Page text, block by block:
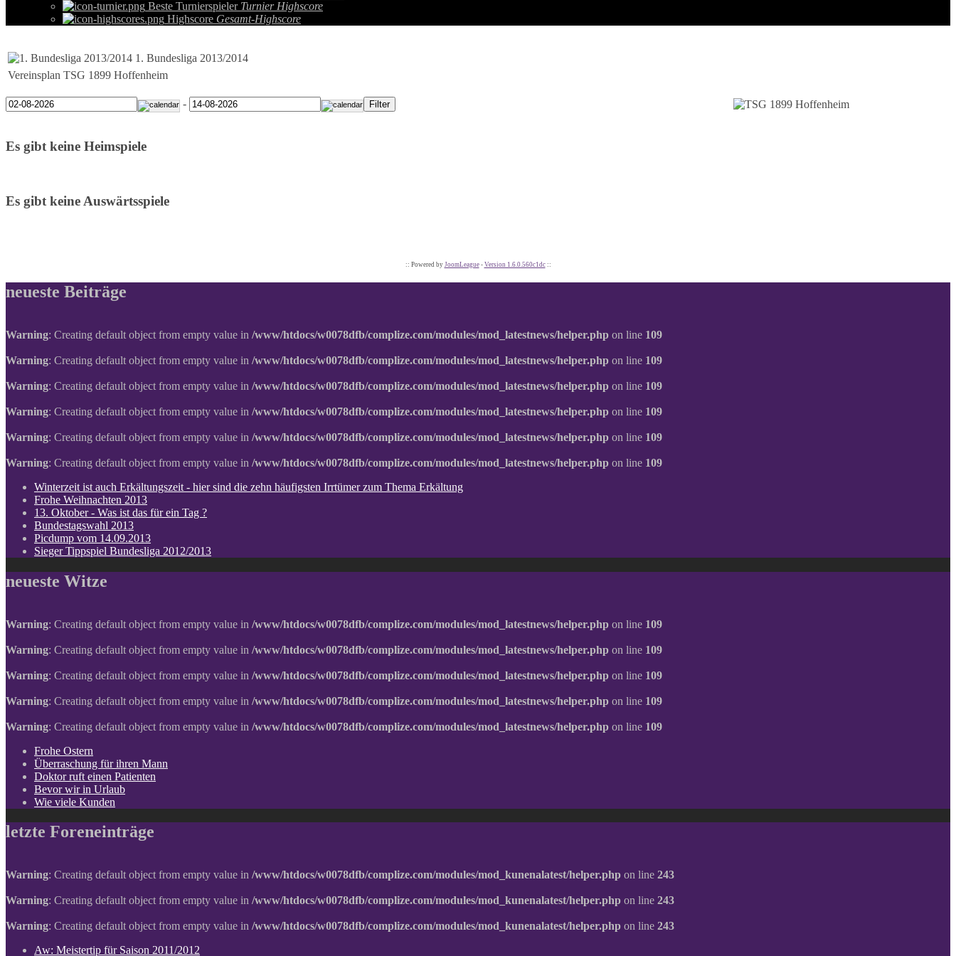
Beste Turnierspieler Turnier Highscore
Highscore Gesamt-Highscore
1. Bundesliga 2013/2014
Vereinsplan TSG 1899 Hoffenheim
-
Es gibt keine Heimspiele
Es gibt keine Auswärtsspiele
:: Powered by JoomLeague- Version 1.6.0.560c1dc::
neueste Beiträge
Warning: Creating default object from empty value in /www/htdocs/w0078dfb/complize.com/modules/mod_latestnews/helper.php on line 109
Warning: Creating default object from empty value in /www/htdocs/w0078dfb/complize.com/modules/mod_latestnews/helper.php on line 109
Warning: Creating default object from empty value in /www/htdocs/w0078dfb/complize.com/modules/mod_latestnews/helper.php on line 109
Warning: Creating default object from empty value in /www/htdocs/w0078dfb/complize.com/modules/mod_latestnews/helper.php on line 109
Warning: Creating default object from empty value in /www/htdocs/w0078dfb/complize.com/modules/mod_latestnews/helper.php on line 109
Warning: Creating default object from empty value in /www/htdocs/w0078dfb/complize.com/modules/mod_latestnews/helper.php on line 109
Winterzeit ist auch Erkältungszeit - hier sind die zehn häufigsten Irrtümer zum Thema Erkältung
Frohe Weihnachten 2013
13. Oktober - Was ist das für ein Tag ?
Bundestagswahl 2013
Picdump vom 14.09.2013
Sieger Tippspiel Bundesliga 2012/2013
neueste Witze
Warning: Creating default object from empty value in /www/htdocs/w0078dfb/complize.com/modules/mod_latestnews/helper.php on line 109
Warning: Creating default object from empty value in /www/htdocs/w0078dfb/complize.com/modules/mod_latestnews/helper.php on line 109
Warning: Creating default object from empty value in /www/htdocs/w0078dfb/complize.com/modules/mod_latestnews/helper.php on line 109
Warning: Creating default object from empty value in /www/htdocs/w0078dfb/complize.com/modules/mod_latestnews/helper.php on line 109
Warning: Creating default object from empty value in /www/htdocs/w0078dfb/complize.com/modules/mod_latestnews/helper.php on line 109
Frohe Ostern
Überraschung für ihren Mann
Doktor ruft einen Patienten
Bevor wir in Urlaub
Wie viele Kunden
letzte Foreneinträge
Warning: Creating default object from empty value in /www/htdocs/w0078dfb/complize.com/modules/mod_kunenalatest/helper.php on line 243
Warning: Creating default object from empty value in /www/htdocs/w0078dfb/complize.com/modules/mod_kunenalatest/helper.php on line 243
Warning: Creating default object from empty value in /www/htdocs/w0078dfb/complize.com/modules/mod_kunenalatest/helper.php on line 243
Aw: Meistertip für Saison 2011/2012